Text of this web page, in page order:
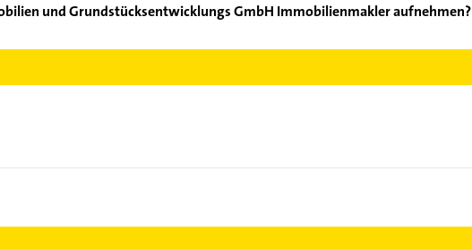
und Grundstücksentwicklungs GmbH Immobilienmakler aufnehmen?